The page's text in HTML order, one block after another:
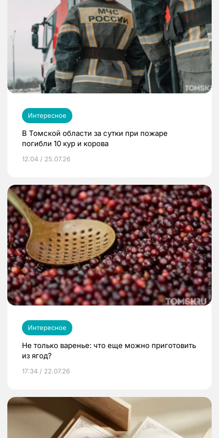
Интересное
В Томской области за сутки при пожаре
погибли 10 кур и корова
12:04 / 25.07.26
Интересное
Не только варенье: что еще можно приготовить
из ягод?
17:34 / 22.07.26